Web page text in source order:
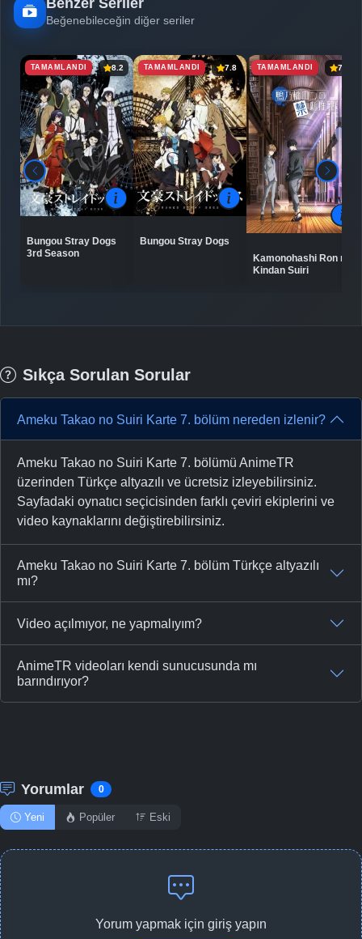
Beğenebileceğin diğer seriler
TAMAMLANDI 8.2
Bungou Stray Dogs
3rd Season
TAMAMLANDI 7.8
Bungou Stray Dogs
TAMAMLANDI 7.5
Kamonohashi Ron no
Kindan Suiri
Sıkça Sorulan Sorular
Ameku Takao no Suiri Karte 7. bölüm nereden izlenir?
Ameku Takao no Suiri Karte 7. bölümü AnimeTR
üzerinden Türkçe altyazılı ve ücretsiz izleyebilirsiniz.
Sayfadaki oynatıcı seçicisinden farklı çeviri ekiplerini ve
video kaynaklarını değiştirebilirsiniz.
Ameku Takao no Suiri Karte 7. bölüm Türkçe altyazılı
mı?
Video açılmıyor, ne yapmalıyım?
AnimeTR videoları kendi sunucusunda mı
barındırıyor?
Yorumlar 0
Yeni Popüler Eski
Yorum yapmak için giriş yapın